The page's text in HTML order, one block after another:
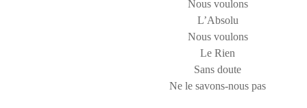
Nous voulons
L’Absolu
Nous voulons
Le Rien
Sans doute
Ne le savons-nous pas